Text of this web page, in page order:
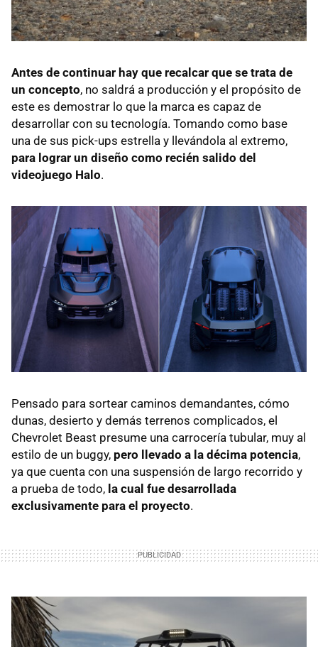
Antes de continuar hay que recalcar que se trata de
un concepto, no saldrá a producción y el propósito de
este es demostrar lo que la marca es capaz de
desarrollar con su tecnología. Tomando como base
una de sus pick-ups estrella y llevándola al extremo,
para lograr un diseño como recién salido del
videojuego Halo.
Pensado para sortear caminos demandantes, cómo
dunas, desierto y demás terrenos complicados, el
Chevrolet Beast presume una carrocería tubular, muy al
estilo de un buggy, pero llevado a la décima potencia,
ya que cuenta con una suspensión de largo recorrido y
a prueba de todo, la cual fue desarrollada
exclusivamente para el proyecto.